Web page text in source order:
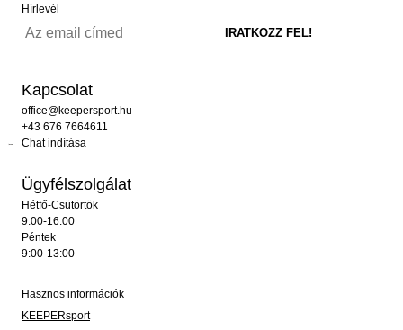
Hírlevél
Kapcsolat
office@keepersport.hu
+43 676 7664611
Chat indítása
Ügyfélszolgálat
Hétfő-Csütörtök
9:00-16:00
Péntek
9:00-13:00
Hasznos információk
KEEPERsport